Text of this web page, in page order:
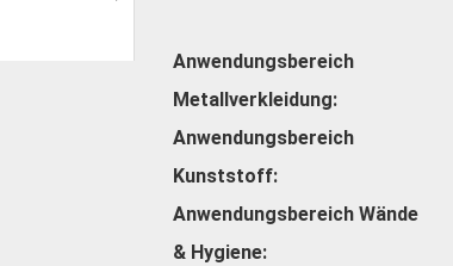
Anwendungsbereich
Metallverkleidung
Anwendungsbereich
Kunststoff
Anwendungsbereich Wände
& Hygiene